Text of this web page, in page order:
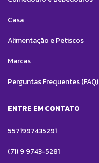
Casa
Alimentação e Petiscos
Marcas
Perguntas Frequentes (FAQ)
ENTRE EM CONTATO
5571997435291
(71) 9 9743-5281